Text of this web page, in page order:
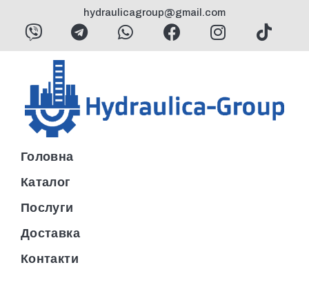
hydraulicagroup@gmail.com
Головна
Каталог
Послуги
Доставка
Контакти